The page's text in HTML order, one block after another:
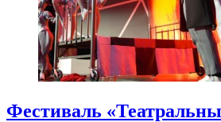
Фестиваль